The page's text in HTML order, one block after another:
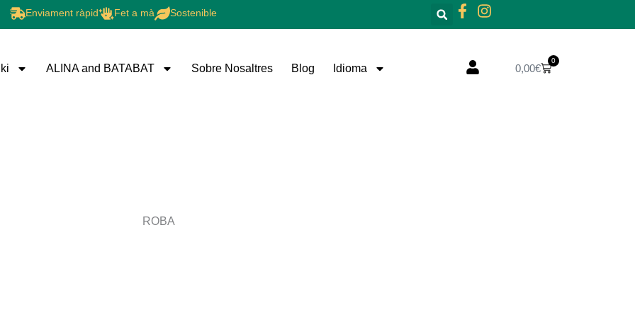
Enviament ràpid Fet a mà Sostenible
ALINA and BATABAT Sobre Nosaltres Blog Idioma 0,00€
0
Cistella
ROBA